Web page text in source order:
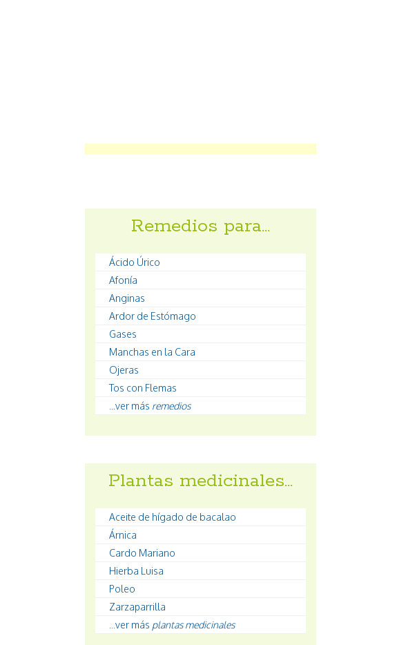
Remedios para…
Ácido Úrico
Afonía
Anginas
Ardor de Estómago
Gases
Manchas en la Cara
Ojeras
Tos con Flemas
...ver más remedios
Plantas medicinales…
Aceite de hígado de bacalao
Árnica
Cardo Mariano
Hierba Luisa
Poleo
Zarzaparrilla
...ver más plantas medicinales